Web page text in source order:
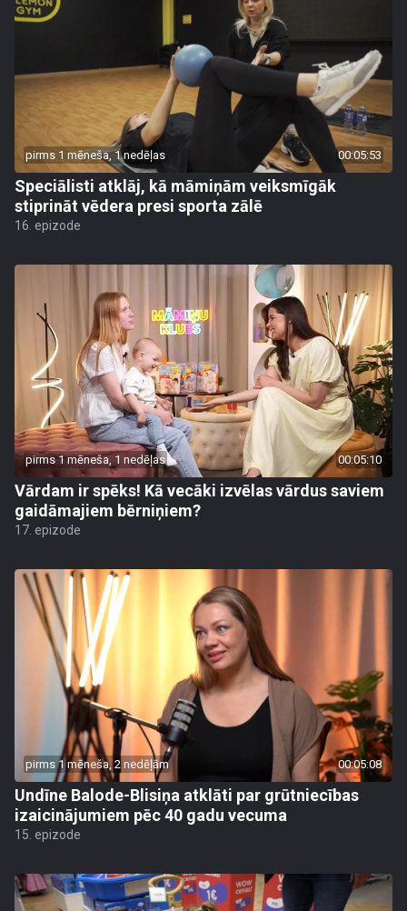
pirms 1 mēneša, 1 nedēļas 00:05:53
Speciālisti atklāj, kā māmiņām veiksmīgāk
stiprināt vēdera presi sporta zālē
16. epizode
pirms 1 mēneša, 1 nedēļas 00:05:10
Vārdam ir spēks! Kā vecāki izvēlas vārdus saviem
gaidāmajiem bērniņiem?
17. epizode
pirms 1 mēneša, 2 nedēļām 00:05:08
Undīne Balode-Blisiņa atklāti par grūtniecības
izaicinājumiem pēc 40 gadu vecuma
15. epizode